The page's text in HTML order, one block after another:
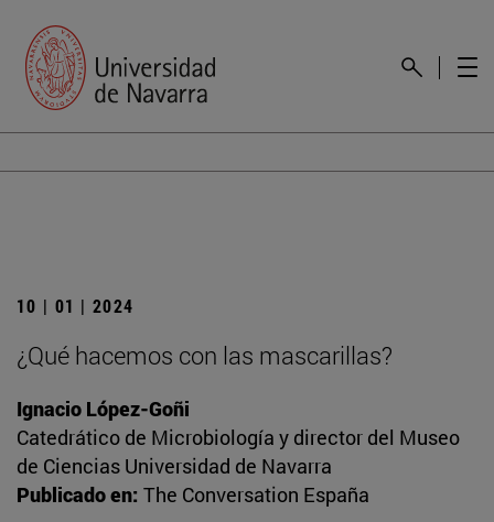
10 | 01 | 2024
¿Qué hacemos con las mascarillas?
Ignacio López-Goñi
Catedrático de Microbiología y director del Museo
de Ciencias Universidad de Navarra
Publicado en: The Conversation España